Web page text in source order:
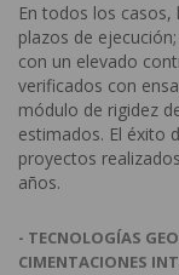
En todos los casos,
plazos de
con un elevado
verificados con
módulo de rigidez
estimados. El éxito
proyectos
años.
- TECNOLOGÍAS
CIMENTACIONES